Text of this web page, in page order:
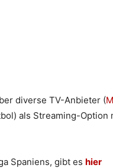
diverse TV-Anbieter (
als Streaming-Option
Spaniens, gibt es hier